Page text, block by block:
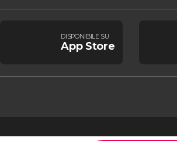
DISPONIBILE SU
App Store